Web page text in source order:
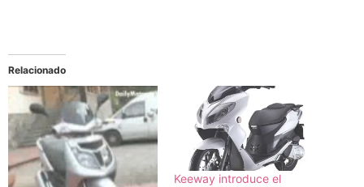
Relacionado
Keeway introduce el